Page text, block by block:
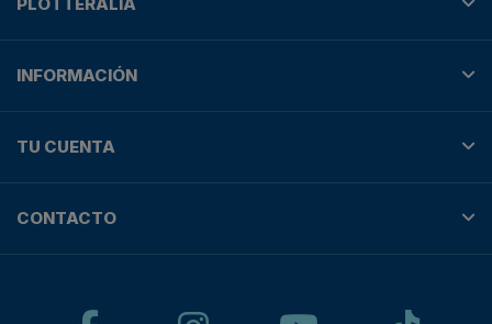
INFORMACIÓN
TU CUENTA
CONTACTO